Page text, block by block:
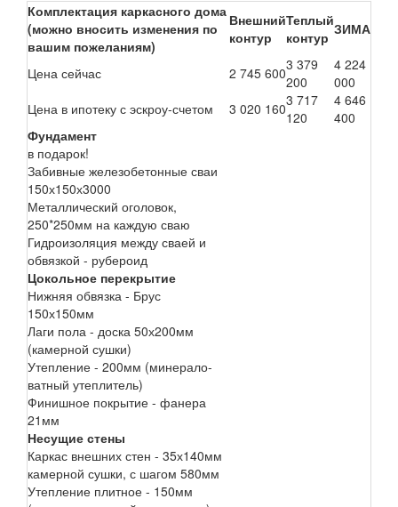
Комплектация каркасного дома
(можно вносить изменения по
вашим пожеланиям)
Внешний
контур
Теплый
контур ЗИМА
Цена сейчас 2 745 6003 379
200
4 224
000
Цена в ипотеку с эскроу-счетом
3 020 1603 717
120
4 646
400
Фундамент
в подарок!
Забивные железобетонные сваи
150х150х3000
Металлический оголовок,
250*250мм на каждую сваю
Гидроизоляция между сваей и
обвязкой - рубероид
Цокольное перекрытие
Нижняя обвязка - Брус
150х150мм
Лаги пола - доска 50х200мм
(камерной сушки)
Утепление - 200мм (минерало-
ватный утеплитель)
Финишное покрытие - фанера
21мм
Несущие стены
Каркас внешних стен - 35х140мм
камерной сушки, с шагом 580мм
Утепление плитное - 150мм